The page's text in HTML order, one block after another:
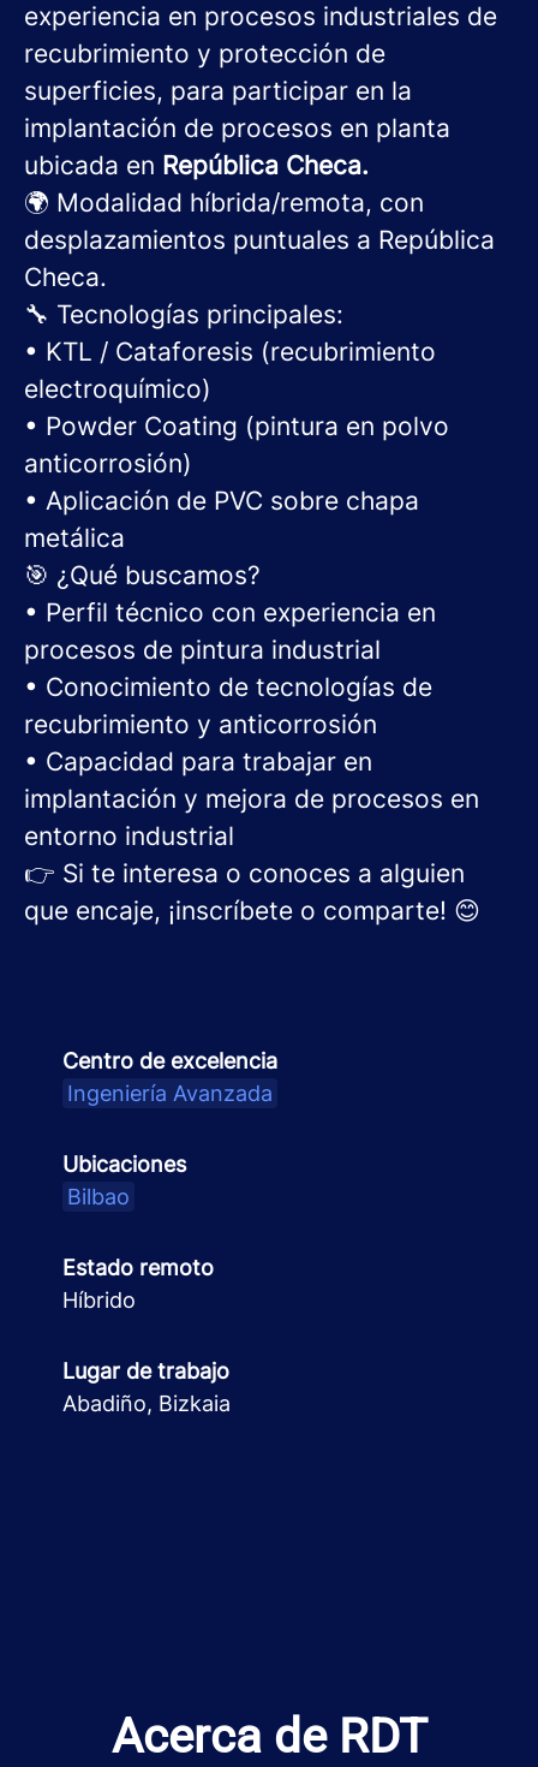
experiencia en procesos industriales de
recubrimiento y protección de
superficies, para participar en la
implantación de procesos en planta
ubicada en República Checa.
🌍 Modalidad híbrida/remota, con
desplazamientos puntuales a República
Checa.
🔧 Tecnologías principales:
• KTL / Cataforesis (recubrimiento
electroquímico)
• Powder Coating (pintura en polvo
anticorrosión)
• Aplicación de PVC sobre chapa
metálica
🎯 ¿Qué buscamos?
• Perfil técnico con experiencia en
procesos de pintura industrial
• Conocimiento de tecnologías de
recubrimiento y anticorrosión
• Capacidad para trabajar en
implantación y mejora de procesos en
entorno industrial
👉 Si te interesa o conoces a alguien
que encaje, ¡inscríbete o comparte! 😊
Centro de excelencia
Ingeniería Avanzada
Ubicaciones
Bilbao
Estado remoto
Híbrido
Lugar de trabajo
Abadiño, Bizkaia
Acerca de RDT